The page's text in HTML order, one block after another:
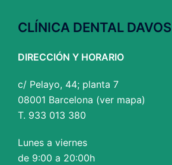
CLÍNICA DENTAL DAVOS
DIRECCIÓN Y HORARIO
c/ Pelayo, 44; planta 7
08001 Barcelona (ver mapa)
T. 933 013 380
Lunes a viernes
de 9:00 a 20:00h